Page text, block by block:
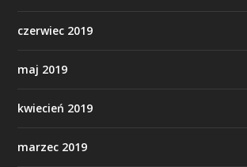
czerwiec 2019
maj 2019
kwiecień 2019
marzec 2019